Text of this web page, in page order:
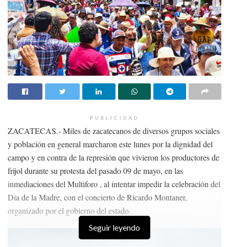
PUBLICIDAD
ZACATECAS.- Miles de zacatecanos de diversos grupos sociales
y población en general marcharon este lunes por la dignidad del
campo y en contra de la represión que vivieron los productores de
frijol durante su protesta del pasado 09 de mayo, en las
inmediaciones del Multiforo , al intentar impedir la celebración del
Día de la Madre, con el concierto de Ricardo Montaner,
organizado por el gobierno del estado.
Seguir leyendo